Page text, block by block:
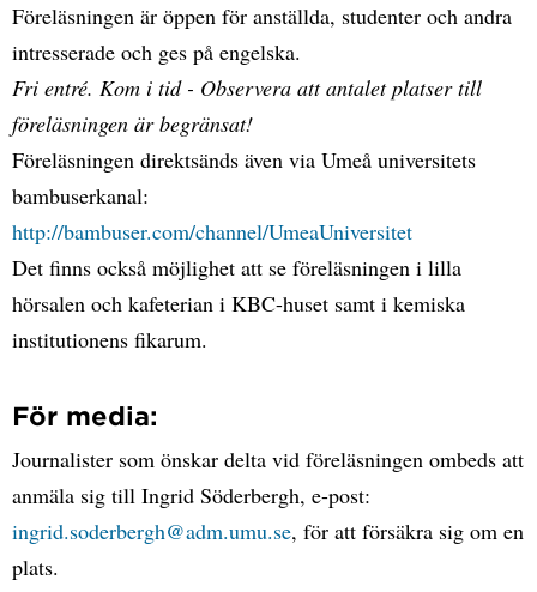
Föreläsningen är öppen för anställda, studenter och andra
intresserade och ges på engelska.
Fri entré. Kom i tid - Observera att antalet platser till
föreläsningen är begränsat!
Föreläsningen direktsänds även via Umeå universitets
bambuserkanal:
http://bambuser.com/channel/UmeaUniversitet
Det finns också möjlighet att se föreläsningen i lilla
hörsalen och kafeterian i KBC-huset samt i kemiska
institutionens fikarum.
För media:
Journalister som önskar delta vid föreläsningen ombeds att
anmäla sig till Ingrid Söderbergh, e-post:
ingrid.soderbergh@adm.umu.se, för att försäkra sig om en
plats.